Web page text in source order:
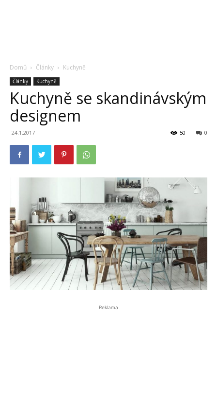
Domů Články Kuchyně
Články Kuchyně
Kuchyně se skandinávským
designem
24.1.2017 0
50
Reklama